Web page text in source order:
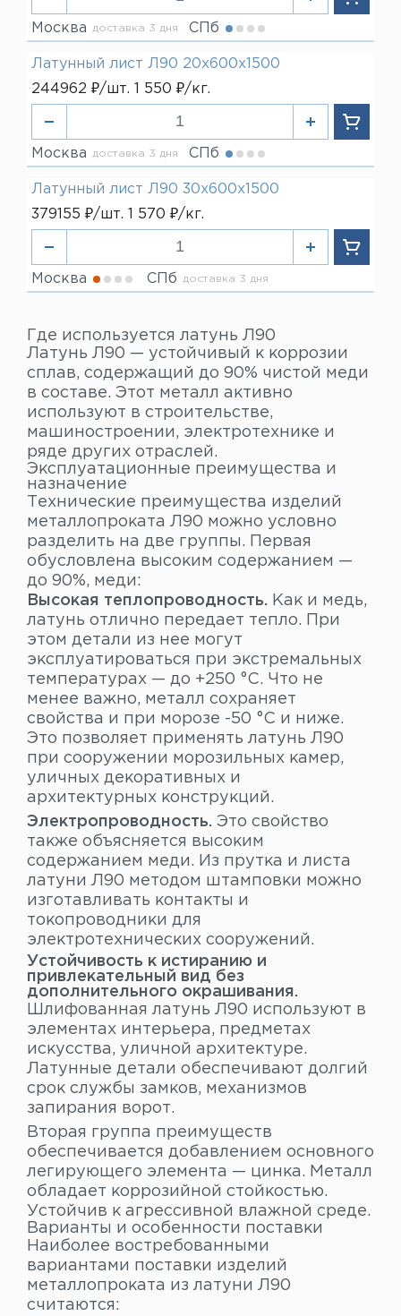
Москва доставка 3 дня СПб
Латунный лист Л90 20х600х1500
244962 ₽/шт. 1 550 ₽/кг.
Москва доставка 3 дня СПб
Латунный лист Л90 30х600х1500
379155 ₽/шт. 1 570 ₽/кг.
Москва СПб доставка 3 дня
Где используется латунь Л90
Латунь Л90 — устойчивый к коррозии
сплав, содержащий до 90% чистой меди
в составе. Этот металл активно
используют в строительстве,
машиностроении, электротехнике и
ряде других отраслей.
Эксплуатационные преимущества и
назначение
Технические преимущества изделий
металлопроката Л90 можно условно
разделить на две группы. Первая
обусловлена высоким содержанием —
до 90%, меди:
Высокая теплопроводность. Как и медь,
латунь отлично передает тепло. При
этом детали из нее могут
эксплуатироваться при экстремальных
температурах — до +250 °C. Что не
менее важно, металл сохраняет
свойства и при морозе -50 °C и ниже.
Это позволяет применять латунь Л90
при сооружении морозильных камер,
уличных декоративных и
архитектурных конструкций.
Электропроводность. Это свойство
также объясняется высоким
содержанием меди. Из прутка и листа
латуни Л90 методом штамповки можно
изготавливать контакты и
токопроводники для
электротехнических сооружений.
Устойчивость к истиранию и
привлекательный вид без
дополнительного окрашивания.
Шлифованная латунь Л90 используют в
элементах интерьера, предметах
искусства, уличной архитектуре.
Латунные детали обеспечивают долгий
срок службы замков, механизмов
запирания ворот.
Вторая группа преимуществ
обеспечивается добавлением основного
легирующего элемента — цинка. Металл
обладает коррозийной стойкостью.
Устойчив к агрессивной влажной среде.
Варианты и особенности поставки
Наиболее востребованными
вариантами поставки изделий
металлопроката из латуни Л90
считаются: